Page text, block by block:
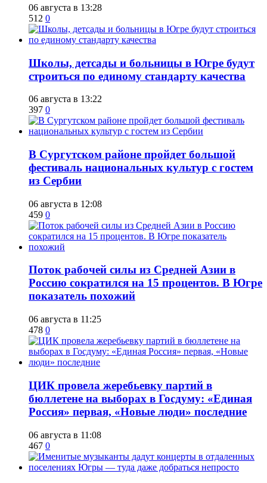
06 августа в 13:28
512 0
Школы, детсады и больницы в Югре будут
строиться по единому стандарту качества
06 августа в 13:22
397 0
В Сургутском районе пройдет большой
фестиваль национальных культур с гостем
из Сербии
06 августа в 12:08
459 0
Поток рабочей силы из Средней Азии в
Россию сократился на 15 процентов. В Югре
показатель похожий
06 августа в 11:25
478 0
ЦИК провела жеребьевку партий в
бюллетене на выборах в Госдуму: «Единая
Россия» первая, «Новые люди» последние
06 августа в 11:08
467 0